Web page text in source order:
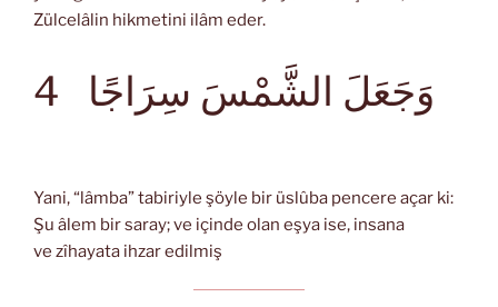
Zülcelâlin hikmetini ilâm eder.
وَجَعَلَ الشَّمْسَ سِرَاجًا
Yani, “lâmba” tabiriyle şöyle bir üslûba pencere açar ki:
Şu âlem bir saray; ve içinde olan eşya ise, insana
ve zîhayata ihzar edilmiş